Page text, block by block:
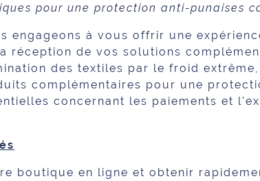
pour une protection anti-punaises
engageons à vous offrir une
réception de vos solutions
des textiles par le froid
complémentaires pour une
concernant les paiements et
boutique en ligne et obtenir